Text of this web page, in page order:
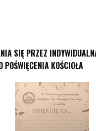
SIĘ PRZEZ
KOŚCIOŁA